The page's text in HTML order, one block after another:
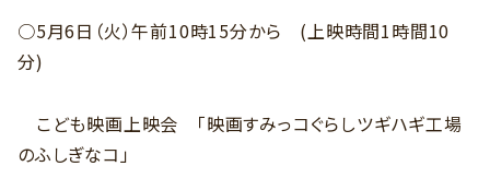
○5月6日（火）午前10時15分から (上映時間1時間10
分)
こども映画上映会 「映画すみっコぐらしツギハギ工場
のふしぎなコ」